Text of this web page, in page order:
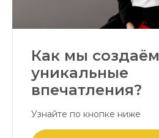
Как мы создаём
уникальные
впечатления?
Узнайте по кнопке ниже